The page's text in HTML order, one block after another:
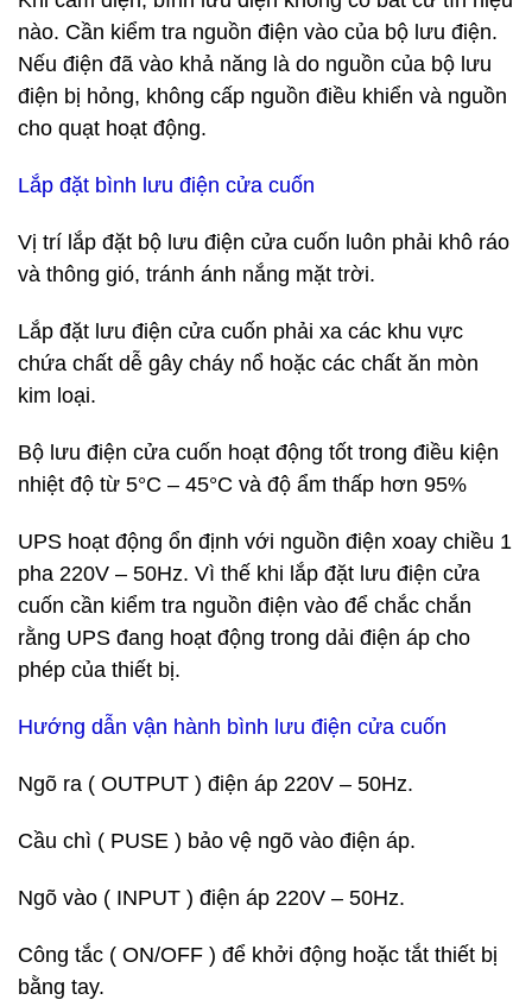
nào. Cần kiểm tra nguồn điện vào của bộ lưu điện.
Nếu điện đã vào khả năng là do nguồn của bộ lưu
điện bị hỏng, không cấp nguồn điều khiển và nguồn
cho quạt hoạt động.
Lắp đặt bình lưu điện cửa cuốn
Vị trí lắp đặt bộ lưu điện cửa cuốn luôn phải khô ráo
và thông gió, tránh ánh nắng mặt trời.
Lắp đặt lưu điện cửa cuốn phải xa các khu vực
chứa chất dễ gây cháy nổ hoặc các chất ăn mòn
kim loại.
Bộ lưu điện cửa cuốn hoạt động tốt trong điều kiện
nhiệt độ từ 5°C – 45°C và độ ẩm thấp hơn 95%
UPS hoạt động ổn định với nguồn điện xoay chiều 1
pha 220V – 50Hz. Vì thế khi lắp đặt lưu điện cửa
cuốn cần kiểm tra nguồn điện vào để chắc chắn
rằng UPS đang hoạt động trong dải điện áp cho
phép của thiết bị.
Hướng dẫn vận hành bình lưu điện cửa cuốn
Ngõ ra ( OUTPUT ) điện áp 220V – 50Hz.
Cầu chì ( PUSE ) bảo vệ ngõ vào điện áp.
Ngõ vào ( INPUT ) điện áp 220V – 50Hz.
Công tắc ( ON/OFF ) để khởi động hoặc tắt thiết bị
bằng tay.